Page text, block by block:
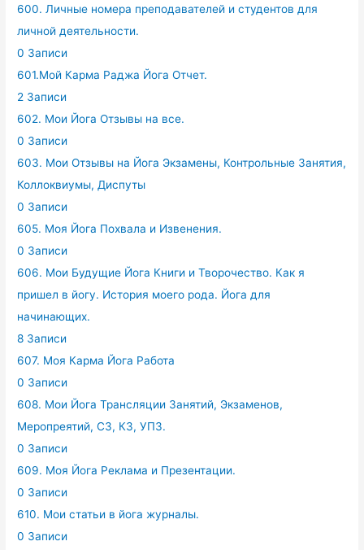
600. Личные номера преподавателей и студентов для
личной деятельности.
0 Записи
601.Мой Карма Раджа Йога Отчет.
2 Записи
602. Мои Йога Отзывы на все.
0 Записи
603. Мои Отзывы на Йога Экзамены, Контрольные Занятия,
Коллоквиумы, Диспуты
0 Записи
605. Моя Йога Похвала и Извенения.
0 Записи
606. Мои Будущие Йога Книги и Творочество. Как я
пришел в йогу. История моего рода. Йога для
начинающих.
8 Записи
607. Моя Карма Йога Работа
0 Записи
608. Мои Йога Трансляции Занятий, Экзаменов,
Меропреятий, СЗ, КЗ, УПЗ.
0 Записи
609. Моя Йога Реклама и Презентации.
0 Записи
610. Мои статьи в йога журналы.
0 Записи